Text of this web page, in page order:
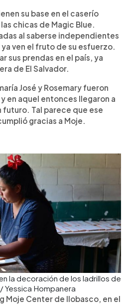
su base en el caserío
chicas de Magic Blue.
al saberse independientes
ven el fruto de su esfuerzo.
sus prendas en el país, ya
de El Salvador.
José y Rosemary fueron
en aquel entonces llegaron a
futuro. Tal parece que ese
gracias a Moje.
la decoración de los ladrillos de
Yessica Hompanera
Moje Center de Ilobasco, en el